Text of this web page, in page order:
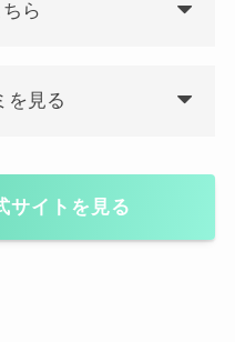
ら
を見る
サイトを見る